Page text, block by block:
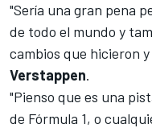
"Sería una gran pena
de todo el mundo y
cambios que hicieron
Verstappen.
"Pienso que es una
de Fórmula 1, o